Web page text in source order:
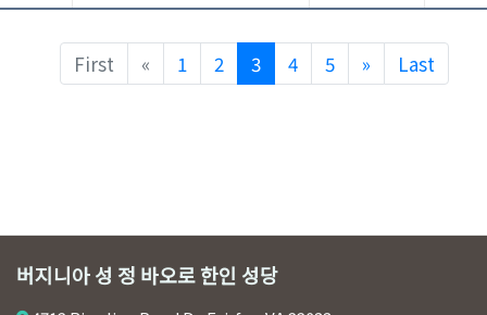
First « Previous
1 2 3 4 5 » NextLast
버지니아 성 정 바오로 한인 성당